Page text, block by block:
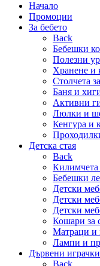
Начало
Промоции
За бебето
Back
Бебешки
Полезни
Хранене и
Столчета
Баня и
Активни
Люлки и
Кенгура и
Детска стая
Back
Килимчета
Бебешки
Детски
Детски
Детски
Кошари за
Матраци и
Лампи и
Дървени играчки